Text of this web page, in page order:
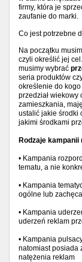
firmy, która je
zaufanie do marki.
Co jest potrzebne
Na początku
czyli określić jej
musimy wybrać
seria produktów
określenie do
przedział wiekowy
zamieszkania,
ustalić jakie środki
jakimi środkami
Rodzaje kampanii
• Kampania
tematu, a nie
• Kampania
ogólne lub
• Kampania
uderzeń reklam
• Kampania
natomiast posiada
natężenia reklam